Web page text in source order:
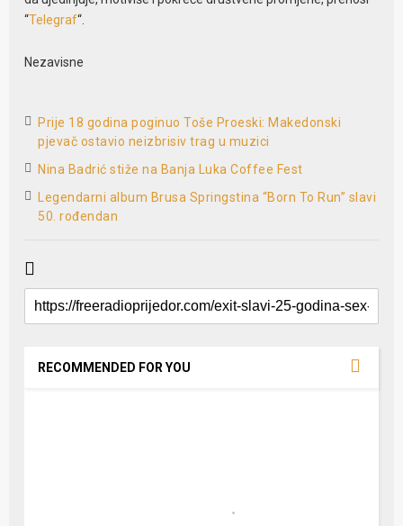
“Telegraf“.
Nezavisne
Prije 18 godina poginuo Toše Proeski: Makedonski
pjevač ostavio neizbrisiv trag u muzici
Nina Badrić stiže na Banja Luka Coffee Fest
Legendarni album Brusa Springstina “Born To Run” slavi
50. rođendan
RECOMMENDED FOR YOU